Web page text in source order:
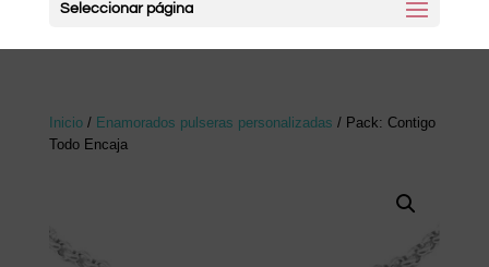
Seleccionar página
Inicio/ Enamorados pulseras personalizadas / Pack: Contigo
Todo Encaja